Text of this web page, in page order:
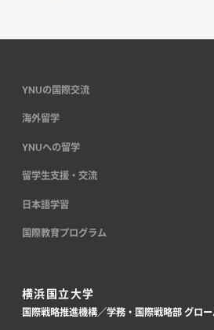
Society”
賞しました
留学生支援・交流
YNUの国際交流 2024.07.02
YNUの国際交流
海外留学
YNUへの留学
留学生支援・交流
日本語学習
国際教育プログラム
横浜国立大学
国際戦略推進機構／学務・国際戦略部 グロ